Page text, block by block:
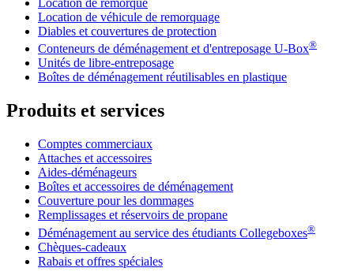
Location de remorque
Location de véhicule de remorquage
Diables et couvertures de protection
Conteneurs de déménagement et d'entreposage U-Box®
Unités de libre-entreposage
Boîtes de déménagement réutilisables en plastique
Produits et services
Comptes commerciaux
Attaches et accessoires
Aides-déménageurs
Boîtes et accessoires de déménagement
Couverture pour les dommages
Remplissages et réservoirs de propane
Déménagement au service des étudiants Collegeboxes®
Chèques-cadeaux
Rabais et offres spéciales